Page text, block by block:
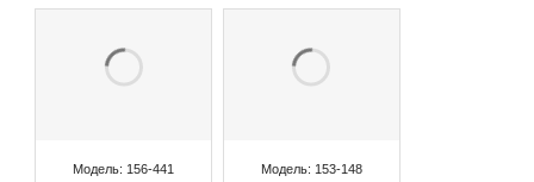
Модель: 156-441 Модель: 153-148